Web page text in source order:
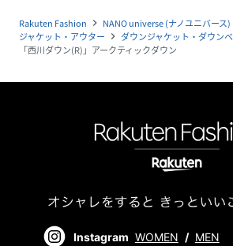
Rakuten Fashion navigate_next NANO universe (ナノユニバース)
ジャケット・アウター navigate_next ダウンジャケット・ダウン
「西川ダウン(R)」アークティックダウン
Instagram WOMEN / MEN